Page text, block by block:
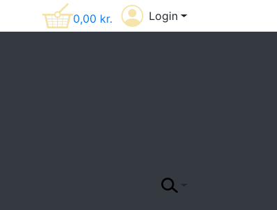
0,00 kr. Login